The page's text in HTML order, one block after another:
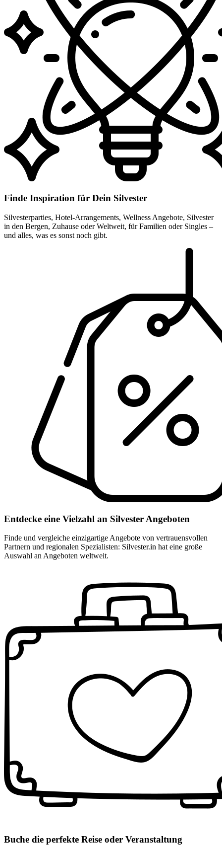
Finde Inspiration für Dein Silvester
Silvesterparties, Hotel-Arrangements, Wellness Angebote, Silvester
in den Bergen, Zuhause oder Weltweit, für Familien oder Singles –
und alles, was es sonst noch gibt.
Entdecke eine Vielzahl an Silvester Angeboten
Finde und vergleiche einzigartige Angebote von vertrauensvollen
Partnern und regionalen Spezialisten: Silvester.in hat eine große
Auswahl an Angeboten weltweit.
Buche die perfekte Reise oder Veranstaltung